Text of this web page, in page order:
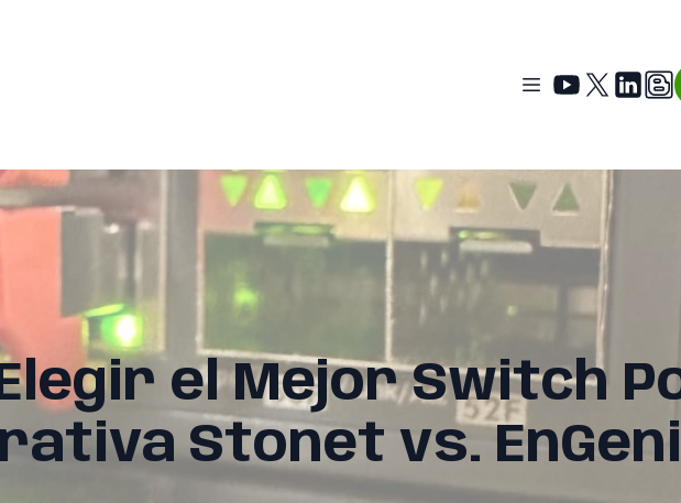
el Mejor Switch
Stonet vs.